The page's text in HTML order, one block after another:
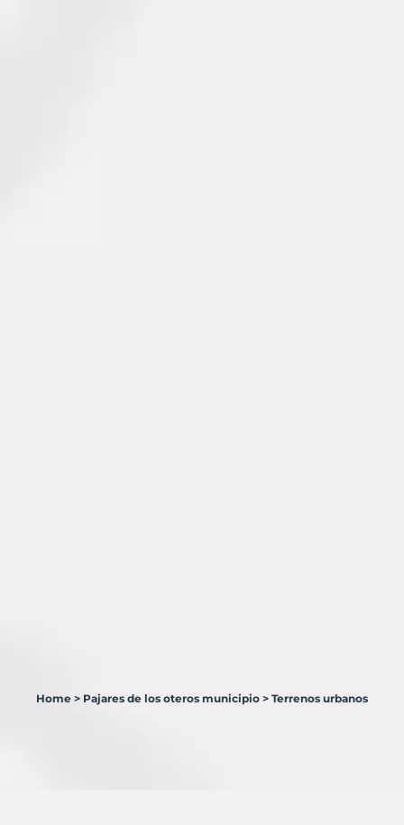
Home > Pajares de los oteros municipio > Terrenos urbanos